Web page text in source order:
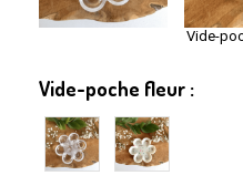
Vide-
Vide-poche fleur :